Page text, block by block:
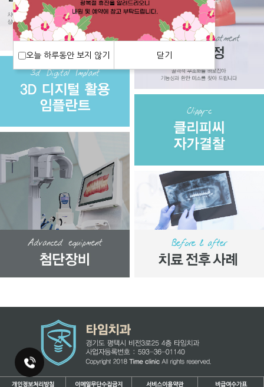
오늘 하루동안 보지 않기 닫기
개인정보처리방침 이메일무단수집금지 서비스이용약관 비급여수가표